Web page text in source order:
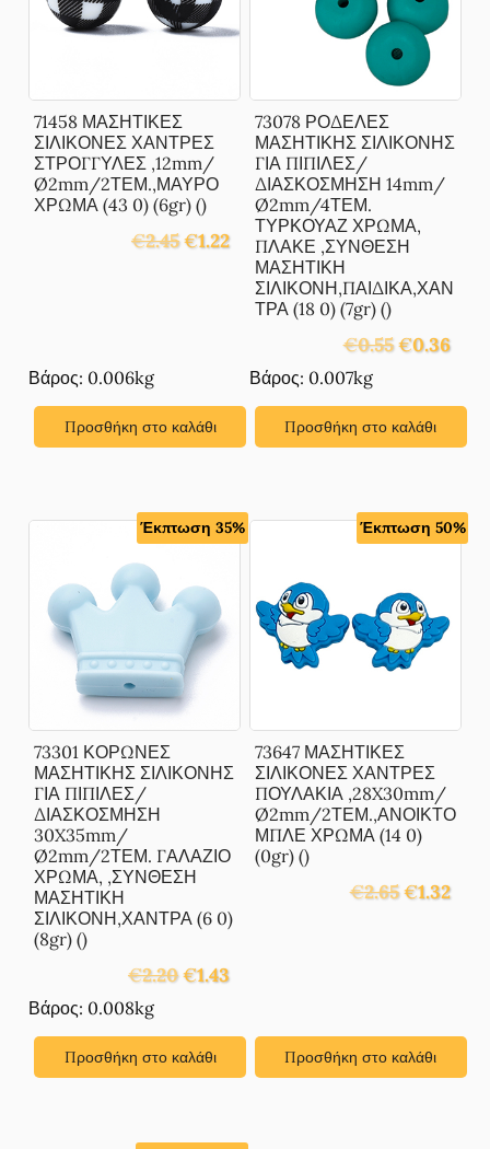
71458 ΜΑΣΗΤΙΚΕΣ
ΣΙΛΙΚΟΝΕΣ ΧΑΝΤΡΕΣ
ΣΤΡΟΓΓΥΛΕΣ ,12mm/
Ø2mm/2ΤΕΜ.,ΜΑΥΡΟ
ΧΡΩΜΑ (43 0) (6gr) ()
€2.45 Original
€1.22Η
τρέχουσα
είναι:
Βάρος: 0.006kg
Προσθήκη στο καλάθι
73078 ΡΟΔΕΛΕΣ
ΜΑΣΗΤΙΚΗΣ ΣΙΛΙΚΟΝΗΣ
ΓΙΑ ΠΙΠΙΛΕΣ/
ΔΙΑΣΚΟΣΜΗΣΗ 14mm/
Ø2mm/4ΤΕΜ.
ΤΥΡΚΟΥΑΖ ΧΡΩΜΑ,
ΠΛΑΚΕ ,ΣΥΝΘΕΣΗ
ΜΑΣΗΤΙΚΗ
ΣΙΛΙΚΟΝΗ,ΠΑΙΔΙΚΑ,ΧΑΝ
ΤΡΑ (18 0) (7gr) ()
€0.55 Original
€0.55.
€0.36Η
είναι:
Βάρος: 0.007kg
Προσθήκη στο καλάθι
Έκπτωση 35%
73301 ΚΟΡΩΝΕΣ
ΜΑΣΗΤΙΚΗΣ ΣΙΛΙΚΟΝΗΣ
ΓΙΑ ΠΙΠΙΛΕΣ/
ΔΙΑΣΚΟΣΜΗΣΗ
30X35mm/
Ø2mm/2ΤΕΜ. ΓΑΛΑΖΙΟ
ΧΡΩΜΑ, ,ΣΥΝΘΕΣΗ
ΜΑΣΗΤΙΚΗ
ΣΙΛΙΚΟΝΗ,ΧΑΝΤΡΑ (6 0)
(8gr) ()
€2.20 Original
€2.20.
€1.43Η
είναι:
Βάρος: 0.008kg
Προσθήκη στο καλάθι
Έκπτωση 50%
73647 ΜΑΣΗΤΙΚΕΣ
ΣΙΛΙΚΟΝΕΣ ΧΑΝΤΡΕΣ
ΠΟΥΛΑΚΙΑ ,28X30mm/
Ø2mm/2ΤΕΜ.,ΑΝΟΙΚΤΟ
ΜΠΛΕ ΧΡΩΜΑ (14 0)
(0gr) ()
€2.65 Original
€1.32Η
Προσθήκη στο καλάθι